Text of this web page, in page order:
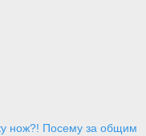
нож?! Посему за общим